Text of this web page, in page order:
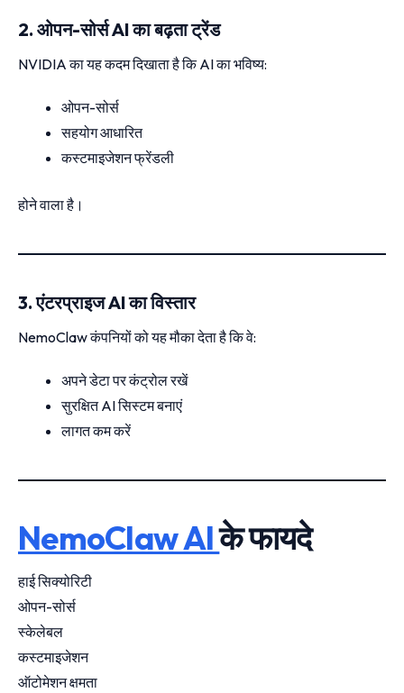
2. ओपन-सोर्स AI का बढ़ता ट्रेंड
NVIDIA का यह कदम दिखाता है कि AI का भविष्य:
ओपन-सोर्स
सहयोग आधारित
कस्टमाइजेशन फ्रेंडली
होने वाला है।
3. एंटरप्राइज AI का विस्तार
NemoClaw कंपनियों को यह मौका देता है कि वे:
अपने डेटा पर कंट्रोल रखें
सुरक्षित AI सिस्टम बनाएं
लागत कम करें
NemoClaw AIके फायदे
हाई सिक्योरिटी
ओपन-सोर्स
स्केलेबल
कस्टमाइजेशन
ऑटोमेशन क्षमता